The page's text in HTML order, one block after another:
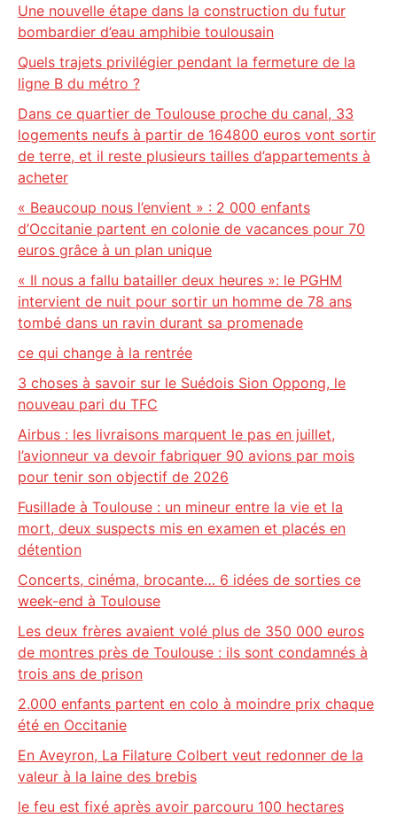
Une nouvelle étape dans la construction du futur
bombardier d’eau amphibie toulousain
Quels trajets privilégier pendant la fermeture de la
ligne B du métro ?
Dans ce quartier de Toulouse proche du canal, 33
logements neufs à partir de 164800 euros vont sortir
de terre, et il reste plusieurs tailles d’appartements à
acheter
« Beaucoup nous l’envient » : 2 000 enfants
d’Occitanie partent en colonie de vacances pour 70
euros grâce à un plan unique
« Il nous a fallu batailler deux heures »: le PGHM
intervient de nuit pour sortir un homme de 78 ans
tombé dans un ravin durant sa promenade
ce qui change à la rentrée
3 choses à savoir sur le Suédois Sion Oppong, le
nouveau pari du TFC
Airbus : les livraisons marquent le pas en juillet,
l’avionneur va devoir fabriquer 90 avions par mois
pour tenir son objectif de 2026
Fusillade à Toulouse : un mineur entre la vie et la
mort, deux suspects mis en examen et placés en
détention
Concerts, cinéma, brocante… 6 idées de sorties ce
week-end à Toulouse
Les deux frères avaient volé plus de 350 000 euros
de montres près de Toulouse : ils sont condamnés à
trois ans de prison
2.000 enfants partent en colo à moindre prix chaque
été en Occitanie
En Aveyron, La Filature Colbert veut redonner de la
valeur à la laine des brebis
le feu est fixé après avoir parcouru 100 hectares